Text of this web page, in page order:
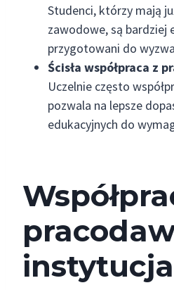
Studenci, którzy mają
zawodowe, są bardziej
przygotowani do
Ścisła współpraca z
Uczelnie często
pozwala na lepsze
edukacyjnych do